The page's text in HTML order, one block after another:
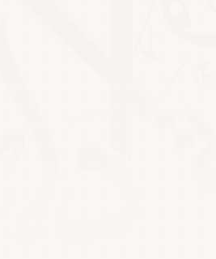
d’aluminium,
doux.
à
à feu vif pendant
avant de la
de moules, et
citron.